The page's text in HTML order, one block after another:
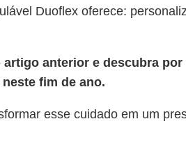
Duoflex oferece:
anterior e descubra
fim de ano.
esse cuidado em um